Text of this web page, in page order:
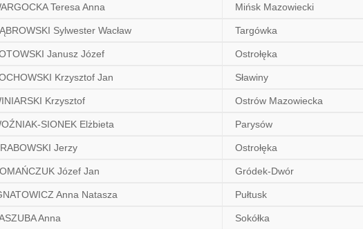
Teresa Anna Mińsk Mazowiecki
Sylwester Wacław Targówka
Janusz Józef Ostrołęka
Krzysztof Jan Sławiny
Krzysztof Ostrów Mazowiecka
SIONEK Elżbieta Parysów
Jerzy Ostrołęka
Józef Jan Gródek-Dwór
Anna Natasza Pułtusk
Anna Sokółka